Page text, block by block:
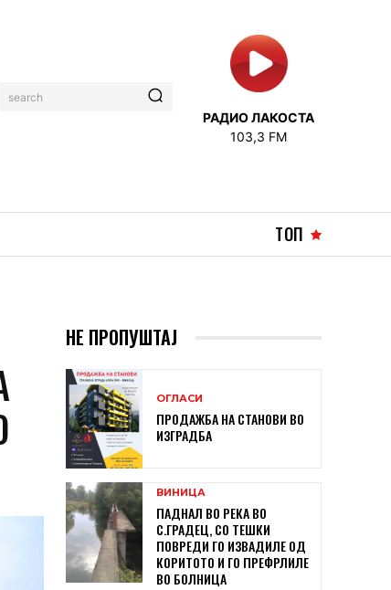
search
РАДИО ЛАКОСТА
103,3 FM
ТОП
НЕ ПРОПУШТАЈ
ОГЛАСИ
ПРОДАЖБА НА СТАНОВИ ВО
ИЗГРАДБА
ВИНИЦА
ПАДНАЛ ВО РЕКА ВО
С.ГРАДЕЦ, СО ТЕШКИ
ПОВРЕДИ ГО ИЗВАДИЛЕ ОД
КОРИТОТО И ГО ПРЕФРЛИЛЕ
ВО БОЛНИЦА